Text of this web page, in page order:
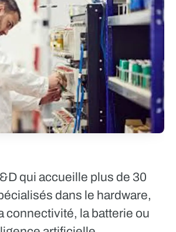
qui accueille plus de 30
dans le hardware,
connectivité, la batterie ou